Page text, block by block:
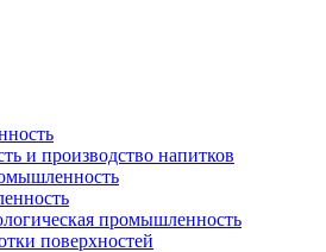
и производство напитков
промышленность
поверхностей